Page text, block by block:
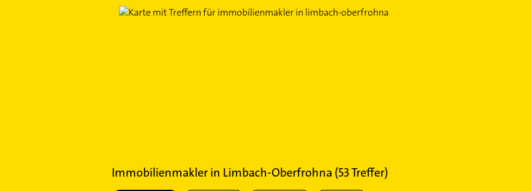
Immobilienmaklerin Limbach-Oberfrohna (53Treffer)